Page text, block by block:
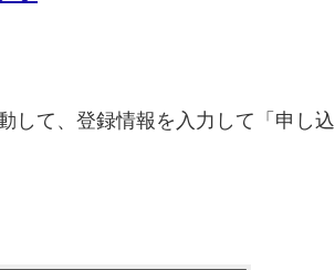
して、登録情報を入力して「申し込